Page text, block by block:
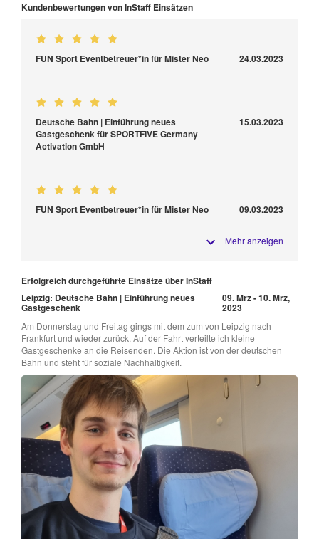
Kundenbewertungen von InStaff Einsätzen
FUN Sport Eventbetreuer*in für Mister Neo 24.03.2023
Deutsche Bahn | Einführung neues
Gastgeschenk für SPORTFIVE Germany
Activation GmbH
15.03.2023
FUN Sport Eventbetreuer*in für Mister Neo 09.03.2023
Mehr anzeigen
Erfolgreich durchgeführte Einsätze über InStaff
Leipzig: Deutsche Bahn | Einführung neues
Gastgeschenk
09. Mrz - 10. Mrz,
2023
Am Donnerstag und Freitag gings mit dem zum von Leipzig nach
Frankfurt und wieder zurück. Auf der Fahrt verteilte ich kleine
Gastgeschenke an die Reisenden. Die Aktion ist von der deutschen
Bahn und steht für soziale Nachhaltigkeit.